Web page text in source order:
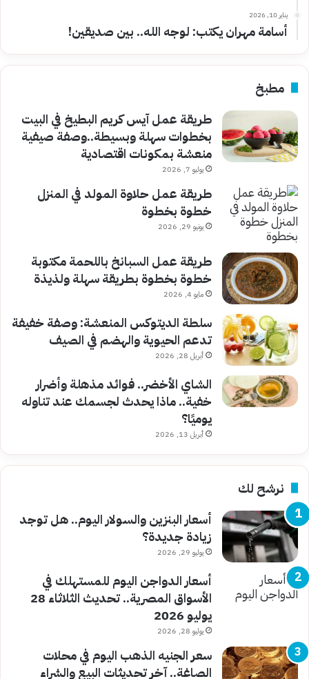
يناير 10, 2026
أسامة مهران يكتب: لوجه الله.. بين صديقين!
مطبخ
طريقة عمل آيس كريم البطيخ في البيت
بخطوات سهلة وبسيطة..وصفة صيفية
منعشة بمكونات اقتصادية
يوليو 7, 2026
طريقة عمل حلاوة المولد في المنزل
خطوة بخطوة
يونيو 29, 2026
طريقة عمل السبانخ باللحمة مكتوبة
خطوة بخطوة بطريقة سهلة ولذيذة
مايو 4, 2026
سلطة الديتوكس المنعشة: وصفة خفيفة
تدعم الحيوية والهضم في الصيف
أبريل 28, 2026
الشاي الأخضر.. فوائد مذهلة وأضرار
خفية.. ماذا يحدث لجسمك عند تناوله
يوميًا؟
أبريل 13, 2026
نرشح لك
أسعار البنزين والسولار اليوم.. هل توجد
زيادة جديدة؟
يوليو 29, 2026
أسعار الدواجن اليوم للمستهلك في
الأسواق المصرية.. تحديث الثلاثاء 28
يوليو 2026
يوليو 28, 2026
سعر الجنيه الذهب اليوم في محلات
الصاغة.. آخر تحديثات البيع والشراء